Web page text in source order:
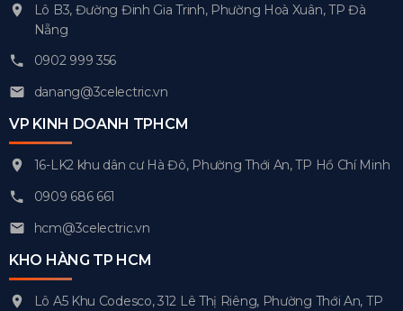
Lô B3, Đường Đinh Gia Trinh, Phường Hoà Xuân, TP Đà
Nẵng
0902 999 356
danang@3celectric.vn
VP KINH DOANH TPHCM
16-LK2 khu dân cư Hà Đô, Phường Thới An, TP Hồ Chí Minh
0909 686 661
hcm@3celectric.vn
KHO HÀNG TP HCM
Lô A5 Khu Codesco, 312 Lê Thị Riêng, Phường Thới An, TP